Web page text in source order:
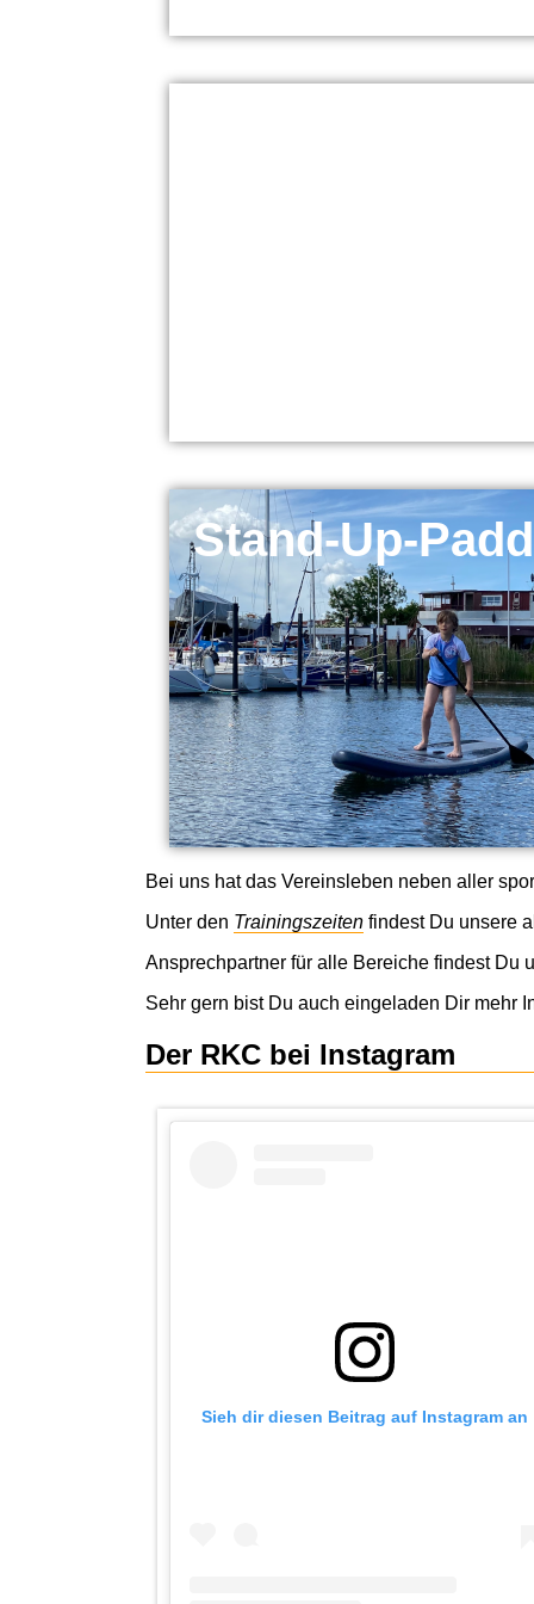
Stand-Up-
Bei uns hat das Vereinsleben neben aller
Unter den Trainingszeiten findest Du unsere
Ansprechpartner für alle Bereiche findest Du
Sehr gern bist Du auch eingeladen Dir mehr
Der RKC bei Instagram
Sieh dir diesen Beitrag auf Instagram an